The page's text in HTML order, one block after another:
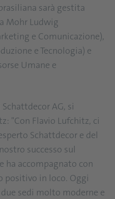
sarà gestita
Mohr Ludwig
e Comunicazione),
e Tecnologia) e
Umane e
AG, si
"Con Flavio Lufchitz, ci
Schattdecor e del
successo sul
ha accompagnato con
positivo in loco. Oggi
sedi molto moderne e